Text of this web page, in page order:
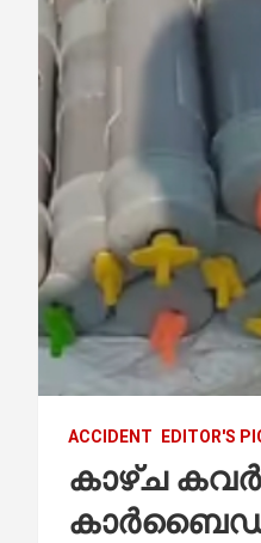
ACCIDENT EDITOR'S
കാഴ്ച
കാർബൈഡ്